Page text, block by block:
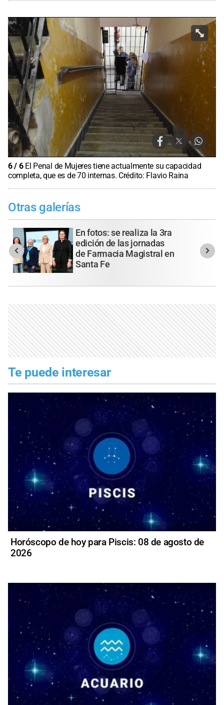
6/ 6 El Penal de Mujeres tiene actualmente su capacidad
completa, que es de 70 internas. Crédito: Flavio Raina
Otras galerías
En fotos: se realiza la 3ra
edición de las jornadas
de Farmacia Magistral en
Santa Fe
Te puede interesar
Horóscopo de hoy para Piscis: 08 de agosto de
2026